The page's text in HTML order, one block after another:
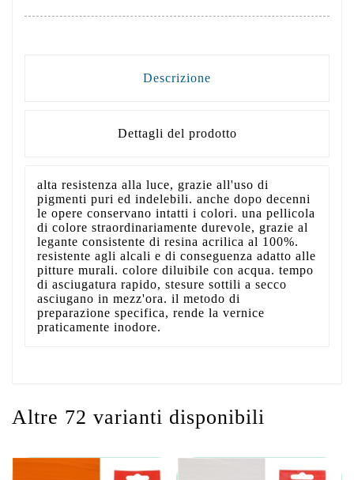
Descrizione
Dettagli del prodotto
alta resistenza alla luce, grazie all'uso di
pigmenti puri ed indelebili. anche dopo decenni
le opere conservano intatti i colori. una pellicola
di colore straordinariamente durevole, grazie al
legante consistente di resina acrilica al 100%.
resistente agli alcali e di conseguenza adatto alle
pitture murali. colore diluibile con acqua. tempo
di asciugatura rapido, stesure sottili a secco
asciugano in mezz'ora. il metodo di
preparazione specifica, rende la vernice
praticamente inodore.
Altre 72 varianti disponibili